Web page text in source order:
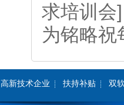
求培训会]
为铭略祝
高新技术企业 扶持补贴 双